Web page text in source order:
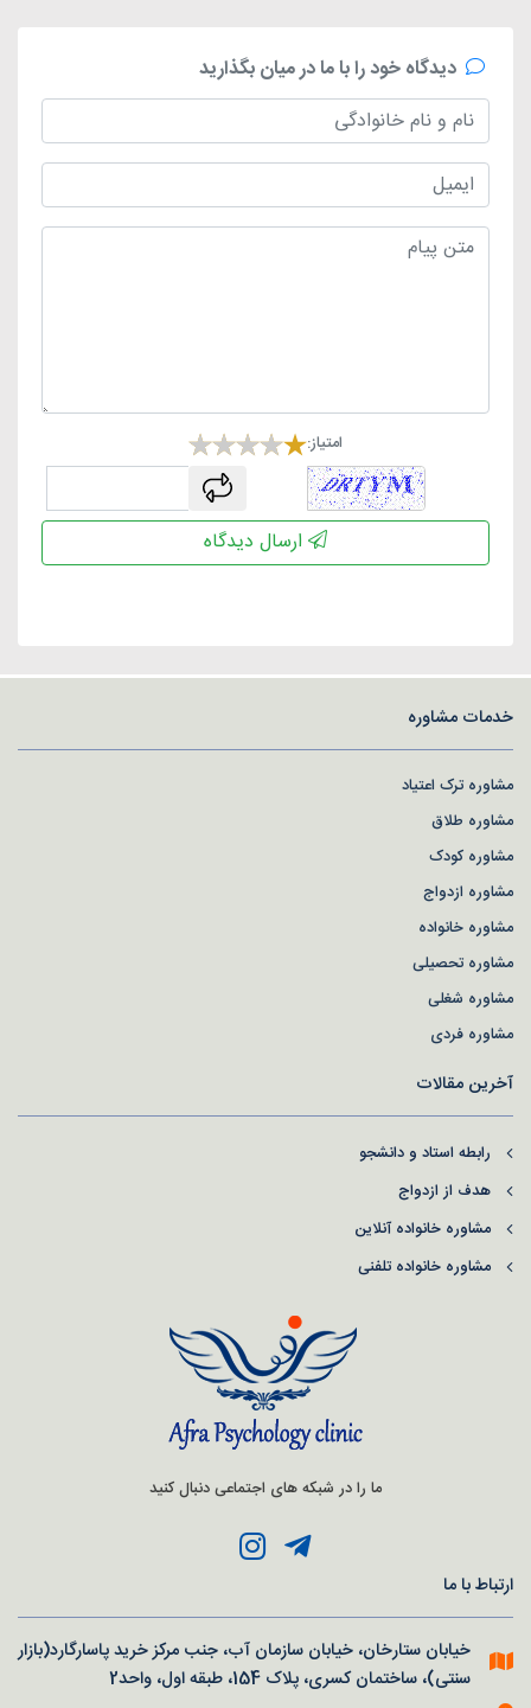
دیدگاه خود را با ما در میان بگذارید
امتیاز:
captcha
ارسال دیدگاه
خدمات مشاوره
مشاوره ترک اعتیاد
مشاوره طلاق
مشاوره کودک
مشاوره ازدواج
مشاوره خانواده
مشاوره تحصیلی
مشاوره شغلی
مشاوره فردی
آخرین مقالات
رابطه استاد و دانشجو
هدف از ازدواج
مشاوره خانواده آنلاین
مشاوره خانواده تلفنی
ما را در شبکه های اجتماعی دنبال کنید
ارتباط با ما
خیابان ستارخان، خیابان سازمان آب، جنب مرکز خرید پاسارگارد(بازار
سنتی)، ساختمان کسری، پلاک 154، طبقه اول، واحد2